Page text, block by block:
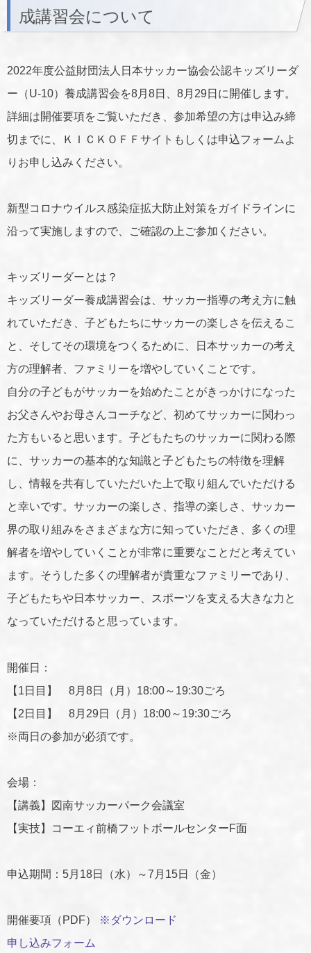
成講習会について
2022年度公益財団法人日本サッカー協会公認キッズリーダ
ー（U-10）養成講習会を8月8日、8月29日に開催します。
詳細は開催要項をご覧いただき、参加希望の方は申込み締
切までに、ＫＩＣＫＯＦＦサイトもしくは申込フォームよ
りお申し込みください。
新型コロナウイルス感染症拡大防止対策をガイドラインに
沿って実施しますので、ご確認の上ご参加ください。
キッズリーダーとは？
キッズリーダー養成講習会は、サッカー指導の考え方に触
れていただき、子どもたちにサッカーの楽しさを伝えるこ
と、そしてその環境をつくるために、日本サッカーの考え
方の理解者、ファミリーを増やしていくことです。
自分の子どもがサッカーを始めたことがきっかけになった
お父さんやお母さんコーチなど、初めてサッカーに関わっ
た方もいると思います。子どもたちのサッカーに関わる際
に、サッカーの基本的な知識と子どもたちの特徴を理解
し、情報を共有していただいた上で取り組んでいただける
と幸いです。サッカーの楽しさ、指導の楽しさ、サッカー
界の取り組みをさまざまな方に知っていただき、多くの理
解者を増やしていくことが非常に重要なことだと考えてい
ます。そうした多くの理解者が貴重なファミリーであり、
子どもたちや日本サッカー、スポーツを支える大きな力と
なっていただけると思っています。
開催日：
【1日目】 8月8日（月）18:00～19:30ごろ
【2日目】 8月29日（月）18:00～19:30ごろ
※両日の参加が必須です。
会場：
【講義】図南サッカーパーク会議室
【実技】コーエィ前橋フットボールセンターF面
申込期間：5月18日（水）～7月15日（金）
開催要項（PDF）
※ダウンロード
申し込みフォーム